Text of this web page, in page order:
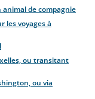
animal de compagnie
les voyages à
ou transitant
ou via